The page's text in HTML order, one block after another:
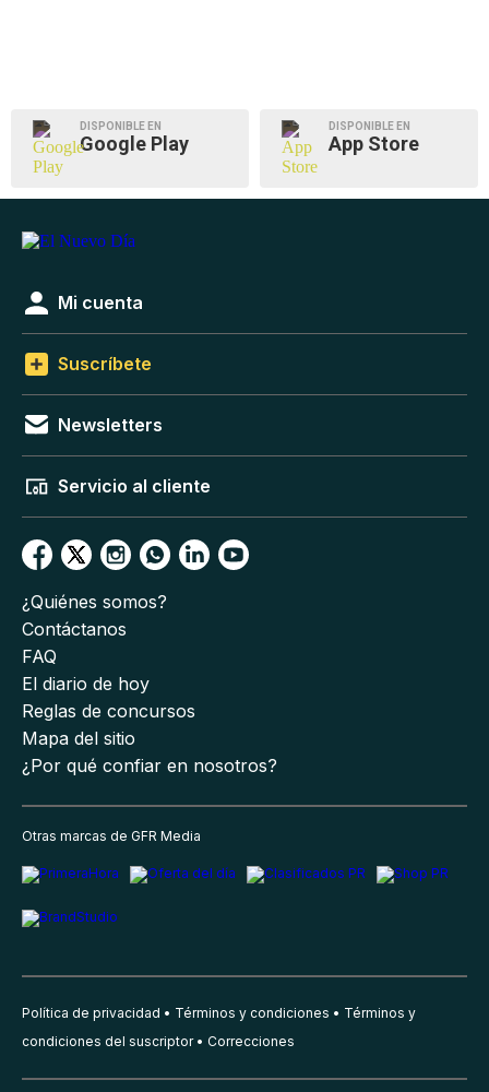
DISPONIBLE EN
Google Play
DISPONIBLE EN
App Store
Mi cuenta
Suscríbete
Newsletters
Servicio al cliente
¿Quiénes somos?
Contáctanos
FAQ
El diario de hoy
Reglas de concursos
Mapa del sitio
¿Por qué confiar en nosotros?
Otras marcas de GFR Media
Política de privacidad Términos y condiciones
Términos y
condiciones del suscriptor
Correcciones